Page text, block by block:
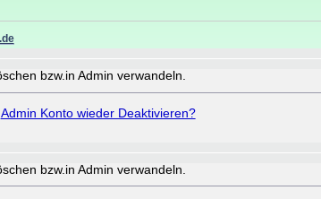
bzw.in Admin verwandeln.
Admin Konto wieder Deaktivieren?
bzw.in Admin verwandeln.